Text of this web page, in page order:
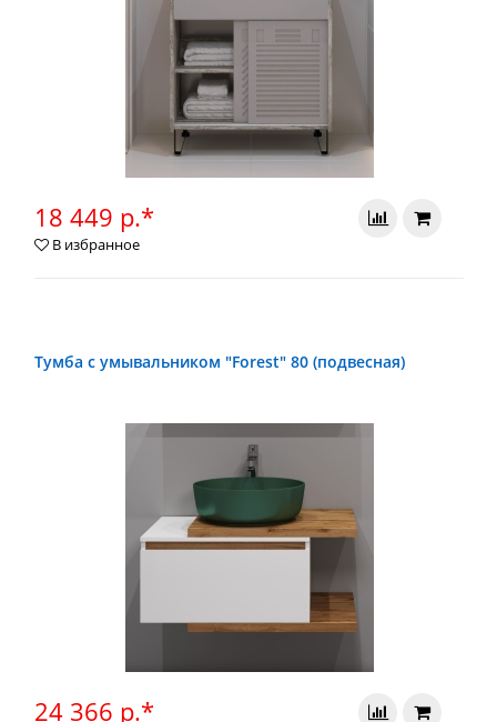
18 449 р.*
В избранное
Тумба с умывальником "Forest" 80 (подвесная)
24 366 р.*